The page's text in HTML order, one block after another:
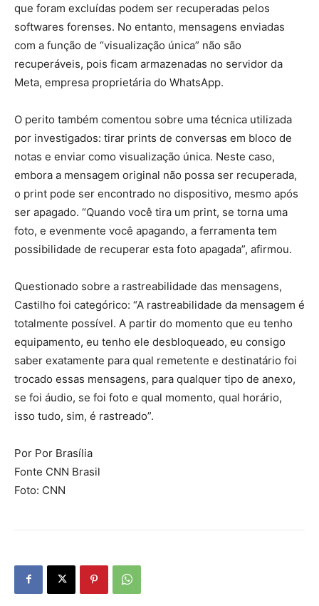
que foram excluídas podem ser recuperadas pelos
softwares forenses. No entanto, mensagens enviadas
com a função de “visualização única” não são
recuperáveis, pois ficam armazenadas no servidor da
Meta, empresa proprietária do WhatsApp.
O perito também comentou sobre uma técnica utilizada
por investigados: tirar prints de conversas em bloco de
notas e enviar como visualização única. Neste caso,
embora a mensagem original não possa ser recuperada,
o print pode ser encontrado no dispositivo, mesmo após
ser apagado. “Quando você tira um print, se torna uma
foto, e evenmente você apagando, a ferramenta tem
possibilidade de recuperar esta foto apagada”, afirmou.
Questionado sobre a rastreabilidade das mensagens,
Castilho foi categórico: “A rastreabilidade da mensagem é
totalmente possível. A partir do momento que eu tenho
equipamento, eu tenho ele desbloqueado, eu consigo
saber exatamente para qual remetente e destinatário foi
trocado essas mensagens, para qualquer tipo de anexo,
se foi áudio, se foi foto e qual momento, qual horário,
isso tudo, sim, é rastreado”.
Por Por Brasília
Fonte CNN Brasil
Foto: CNN